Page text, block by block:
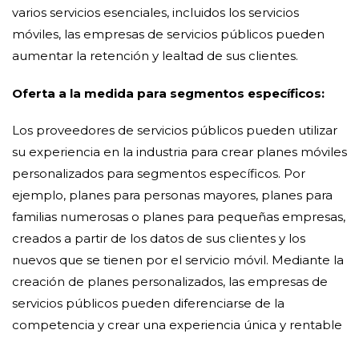
varios servicios esenciales, incluidos los servicios
móviles, las empresas de servicios públicos pueden
aumentar la retención y lealtad de sus clientes.
Oferta a la medida para segmentos específicos:
Los proveedores de servicios públicos pueden utilizar
su experiencia en la industria para crear planes móviles
personalizados para segmentos específicos. Por
ejemplo, planes para personas mayores, planes para
familias numerosas o planes para pequeñas empresas,
creados a partir de los datos de sus clientes y los
nuevos que se tienen por el servicio móvil. Mediante la
creación de planes personalizados, las empresas de
servicios públicos pueden diferenciarse de la
competencia y crear una experiencia única y rentable